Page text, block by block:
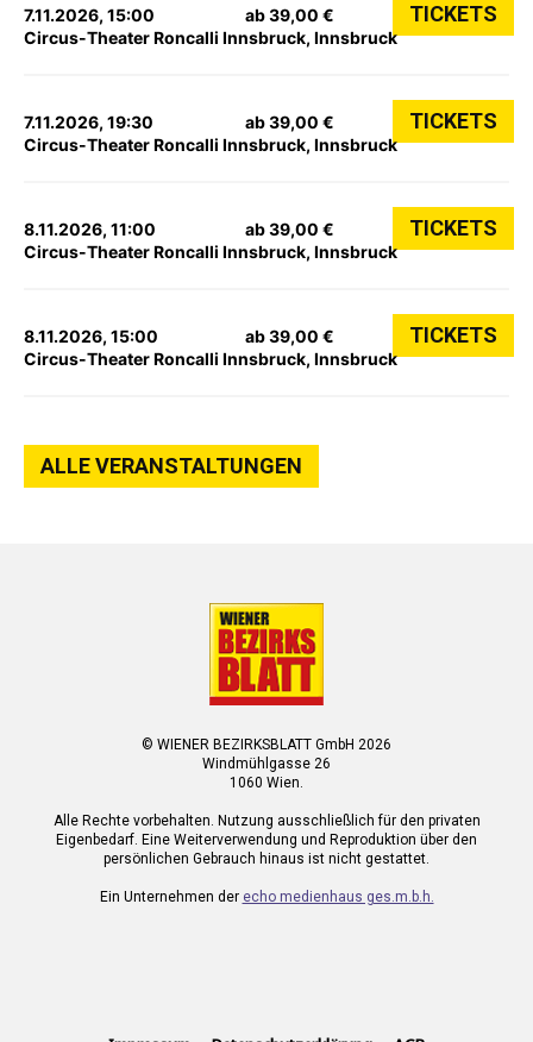
7.11.2026, 15:00
Circus-Theater Roncalli Innsbruck, Innsbruck
ab 39,00 € TICKETS
7.11.2026, 19:30
Circus-Theater Roncalli Innsbruck, Innsbruck
ab 39,00 € TICKETS
8.11.2026, 11:00
Circus-Theater Roncalli Innsbruck, Innsbruck
ab 39,00 € TICKETS
8.11.2026, 15:00
Circus-Theater Roncalli Innsbruck, Innsbruck
ab 39,00 € TICKETS
ALLE VERANSTALTUNGEN
© WIENER BEZIRKSBLATT GmbH 2026
Windmühlgasse 26
1060 Wien.
Alle Rechte vorbehalten. Nutzung ausschließlich für den privaten
Eigenbedarf. Eine Weiterverwendung und Reproduktion über den
persönlichen Gebrauch hinaus ist nicht gestattet.
Ein Unternehmen der echo medienhaus ges.m.b.h.